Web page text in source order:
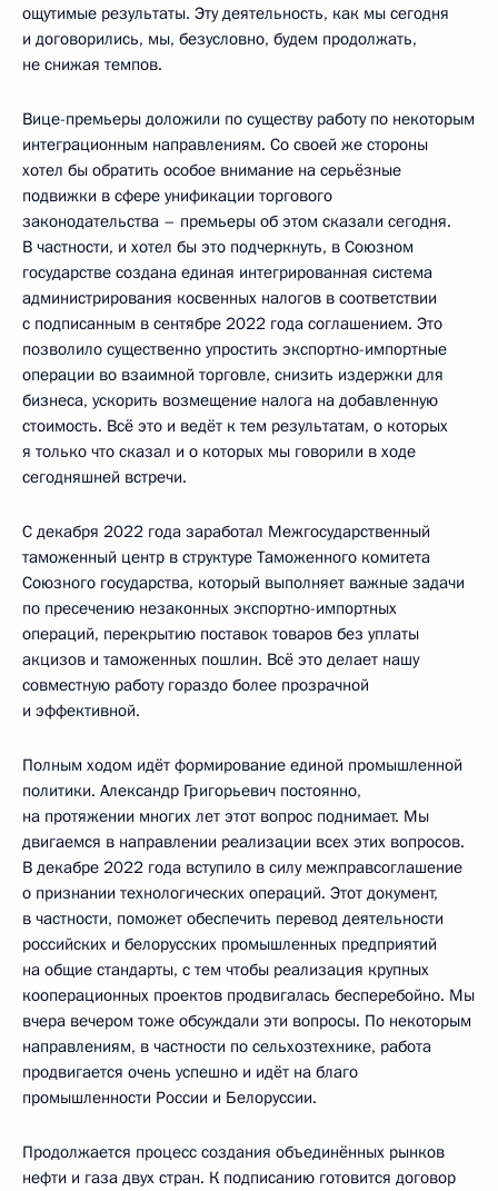
ощутимые результаты. Эту деятельность, как мы сегодня
и договорились, мы, безусловно, будем продолжать,
не снижая темпов.
Вице-премьеры доложили по существу работу по некоторым
интеграционным направлениям. Со своей же стороны
хотел бы обратить особое внимание на серьёзные
подвижки в сфере унификации торгового
законодательства – премьеры об этом сказали сегодня.
В частности, и хотел бы это подчеркнуть, в Союзном
государстве создана единая интегрированная система
администрирования косвенных налогов в соответствии
с подписанным в сентябре 2022 года соглашением. Это
позволило существенно упростить экспортно-импортные
операции во взаимной торговле, снизить издержки для
бизнеса, ускорить возмещение налога на добавленную
стоимость. Всё это и ведёт к тем результатам, о которых
я только что сказал и о которых мы говорили в ходе
сегодняшней встречи.
С декабря 2022 года заработал Межгосударственный
таможенный центр в структуре Таможенного комитета
Союзного государства, который выполняет важные задачи
по пресечению незаконных экспортно-импортных
операций, перекрытию поставок товаров без уплаты
акцизов и таможенных пошлин. Всё это делает нашу
совместную работу гораздо более прозрачной
и эффективной.
Полным ходом идёт формирование единой промышленной
политики. Александр Григорьевич постоянно,
на протяжении многих лет этот вопрос поднимает. Мы
двигаемся в направлении реализации всех этих вопросов.
В декабре 2022 года вступило в силу межправсоглашение
о признании технологических операций. Этот документ,
в частности, поможет обеспечить перевод деятельности
российских и белорусских промышленных предприятий
на общие стандарты, с тем чтобы реализация крупных
кооперационных проектов продвигалась бесперебойно. Мы
вчера вечером тоже обсуждали эти вопросы. По некоторым
направлениям, в частности по сельхозтехнике, работа
продвигается очень успешно и идёт на благо
промышленности России и Белоруссии.
Продолжается процесс создания объединённых рынков
нефти и газа двух стран. К подписанию готовится договор